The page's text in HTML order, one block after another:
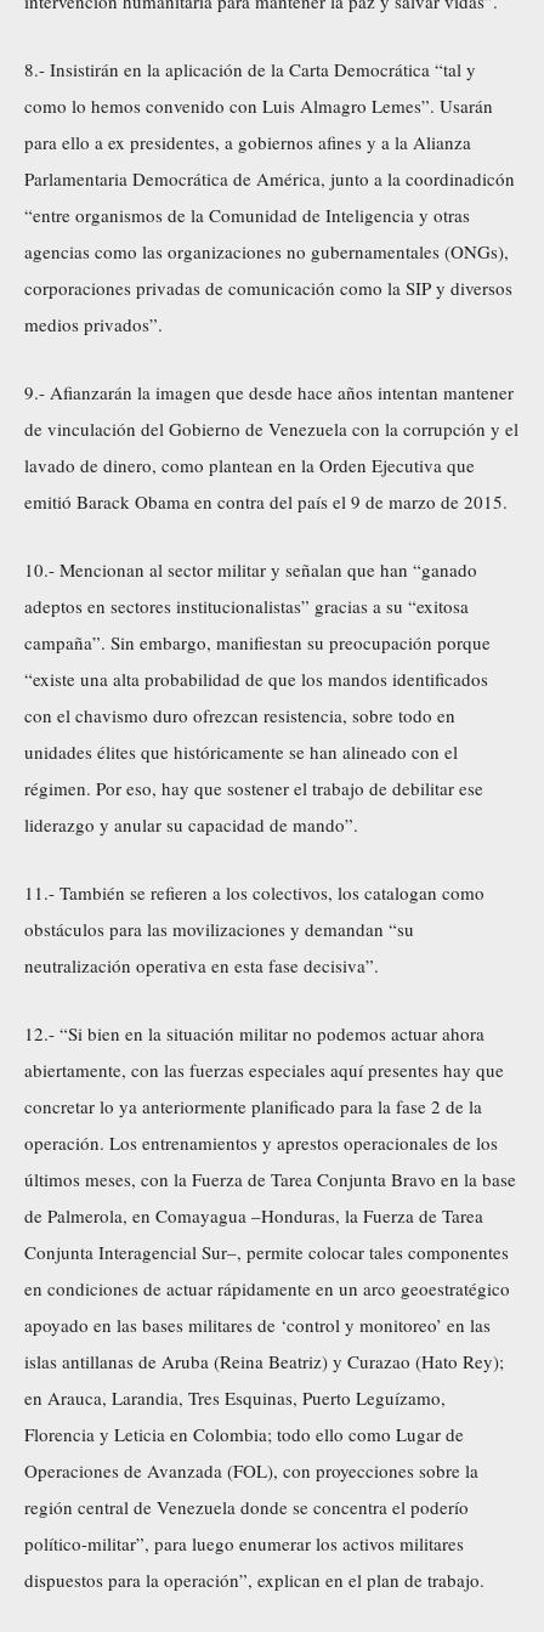
8.- Insistirán en la aplicación de la Carta Democrática “tal y
como lo hemos convenido con Luis Almagro Lemes”. Usarán
para ello a ex presidentes, a gobiernos afines y a la Alianza
Parlamentaria Democrática de América, junto a la coordinadicón
“entre organismos de la Comunidad de Inteligencia y otras
agencias como las organizaciones no gubernamentales (ONGs),
corporaciones privadas de comunicación como la SIP y diversos
medios privados”.
9.- Afianzarán la imagen que desde hace años intentan mantener
de vinculación del Gobierno de Venezuela con la corrupción y el
lavado de dinero, como plantean en la Orden Ejecutiva que
emitió Barack Obama en contra del país el 9 de marzo de 2015.
10.- Mencionan al sector militar y señalan que han “ganado
adeptos en sectores institucionalistas” gracias a su “exitosa
campaña”. Sin embargo, manifiestan su preocupación porque
“existe una alta probabilidad de que los mandos identificados
con el chavismo duro ofrezcan resistencia, sobre todo en
unidades élites que históricamente se han alineado con el
régimen. Por eso, hay que sostener el trabajo de debilitar ese
liderazgo y anular su capacidad de mando”.
11.- También se refieren a los colectivos, los catalogan como
obstáculos para las movilizaciones y demandan “su
neutralización operativa en esta fase decisiva”.
12.- “Si bien en la situación militar no podemos actuar ahora
abiertamente, con las fuerzas especiales aquí presentes hay que
concretar lo ya anteriormente planificado para la fase 2 de la
operación. Los entrenamientos y aprestos operacionales de los
últimos meses, con la Fuerza de Tarea Conjunta Bravo en la base
de Palmerola, en Comayagua –Honduras, la Fuerza de Tarea
Conjunta Interagencial Sur–, permite colocar tales componentes
en condiciones de actuar rápidamente en un arco geoestratégico
apoyado en las bases militares de ‘control y monitoreo’ en las
islas antillanas de Aruba (Reina Beatriz) y Curazao (Hato Rey);
en Arauca, Larandia, Tres Esquinas, Puerto Leguízamo,
Florencia y Leticia en Colombia; todo ello como Lugar de
Operaciones de Avanzada (FOL), con proyecciones sobre la
región central de Venezuela donde se concentra el poderío
político-militar”, para luego enumerar los activos militares
dispuestos para la operación”, explican en el plan de trabajo.